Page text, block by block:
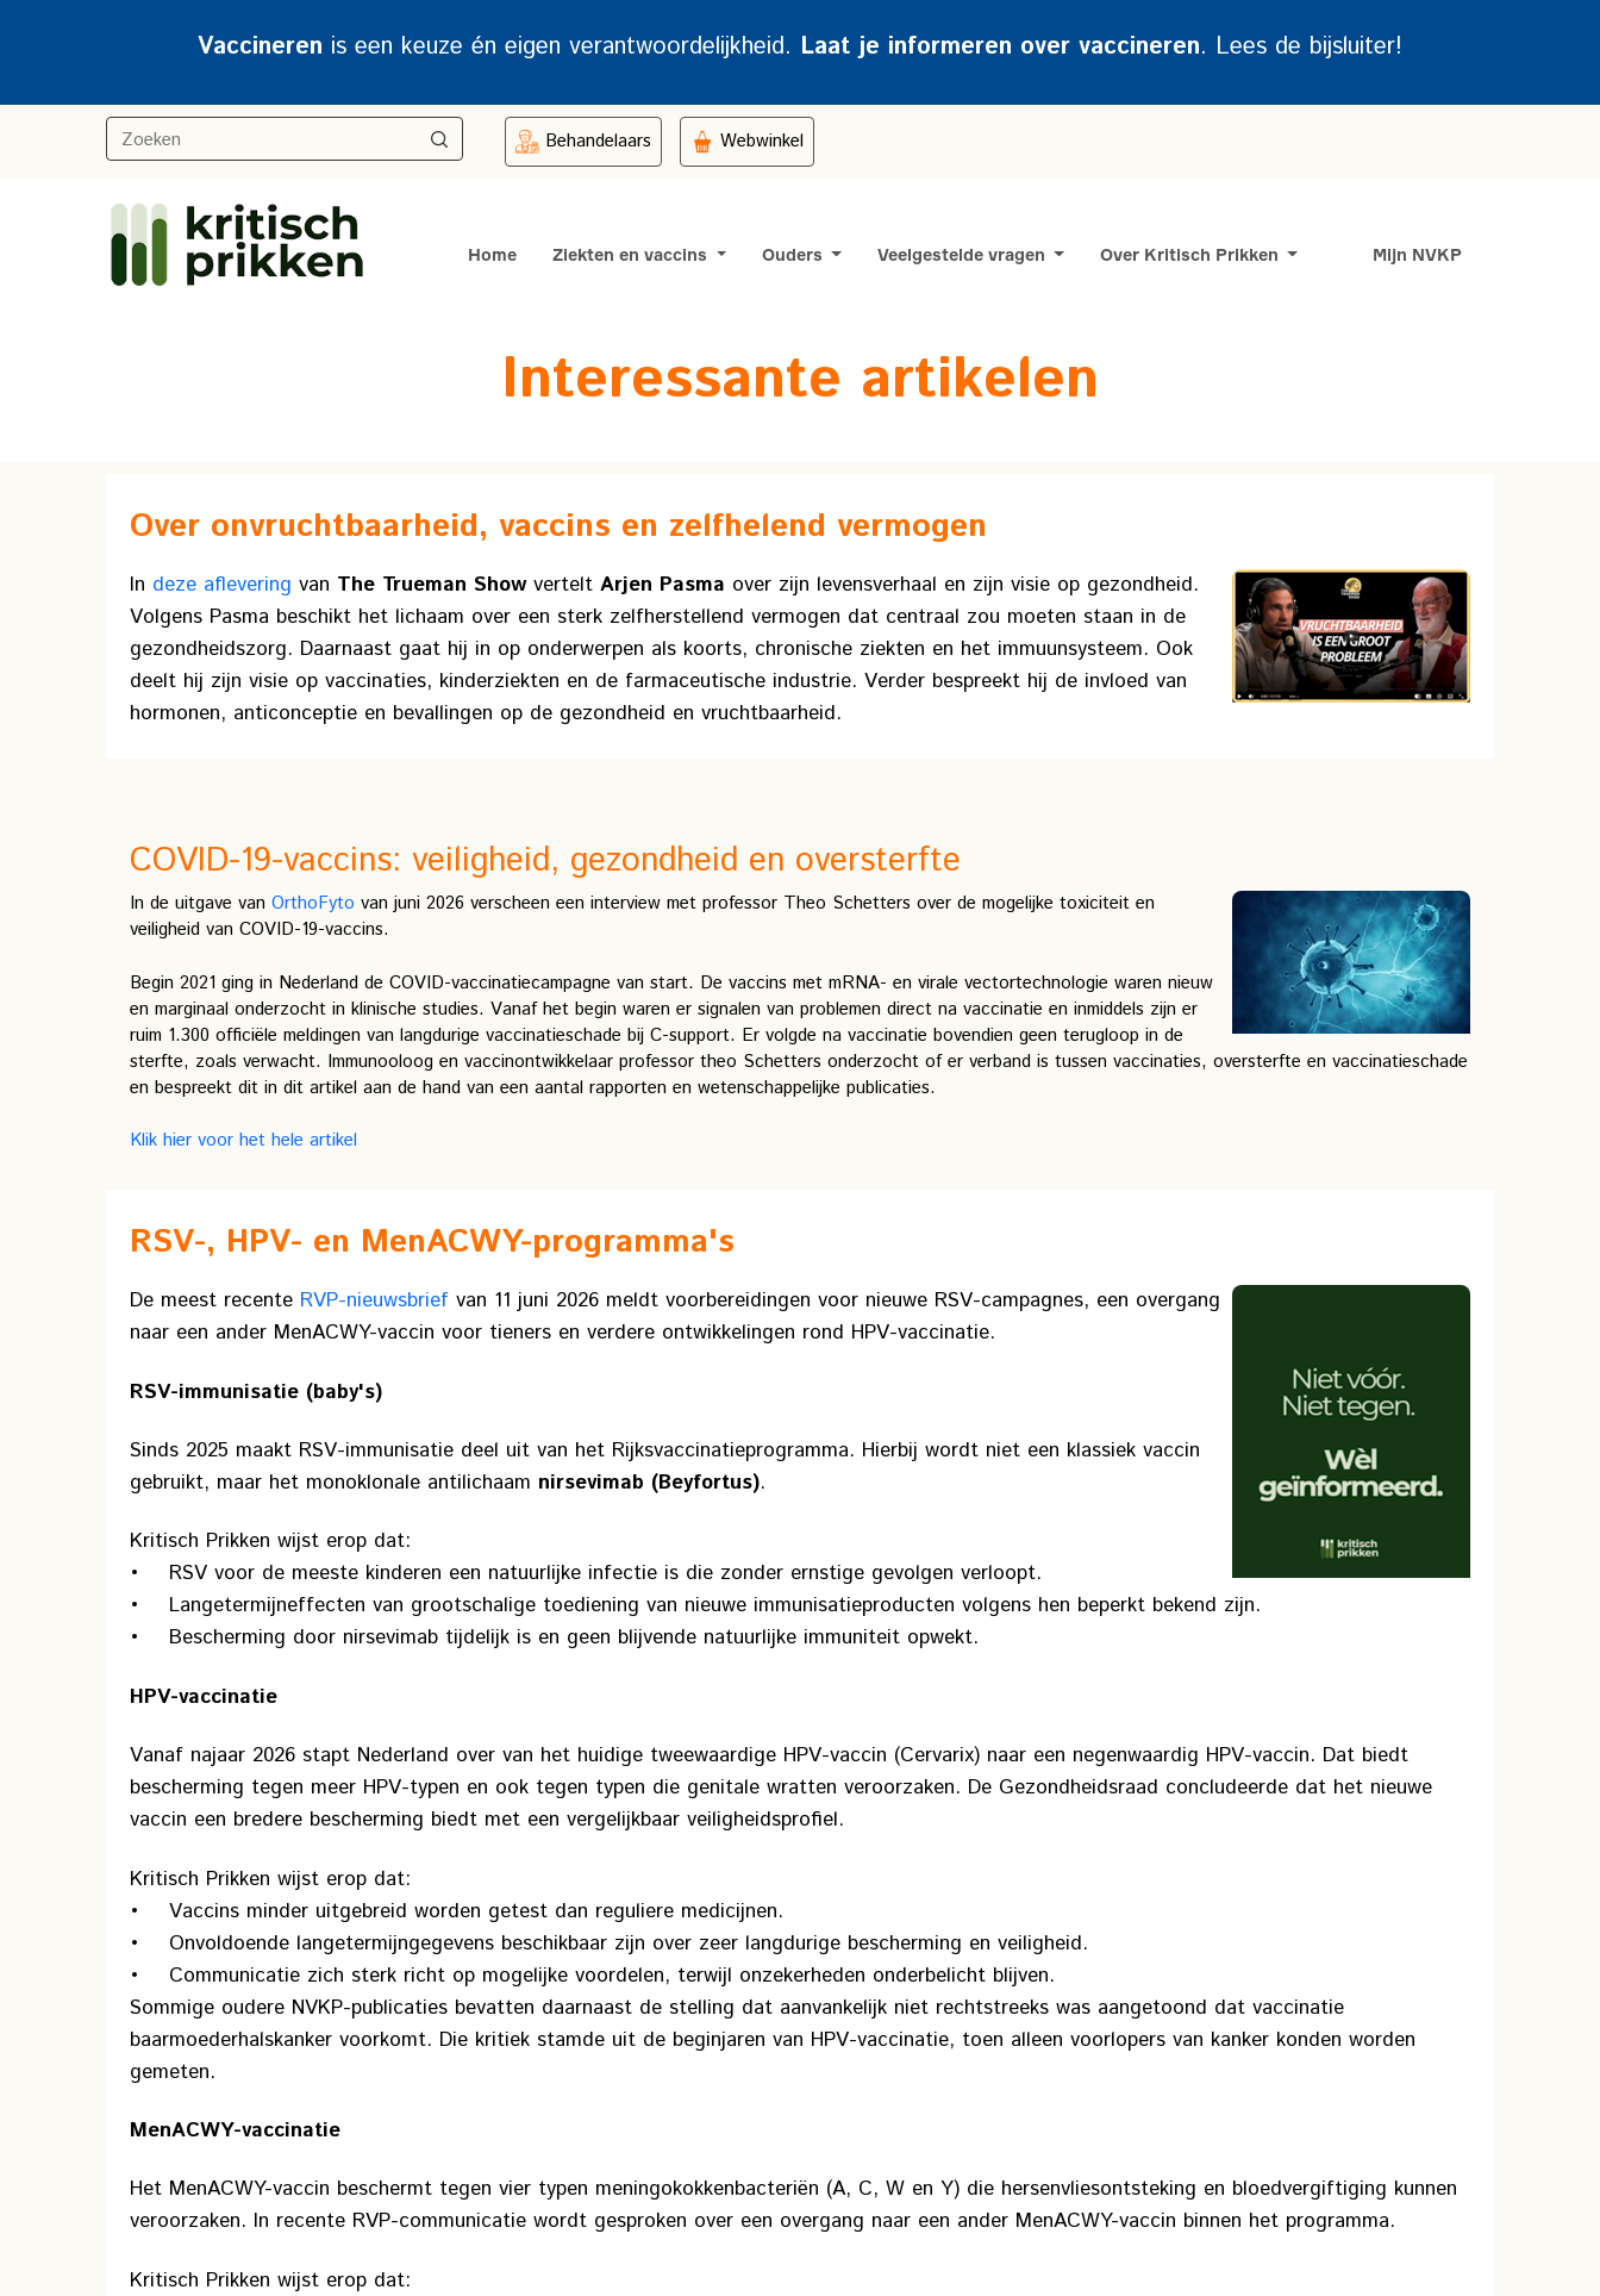
Vaccineren is een keuze én eigen verantwoordelijkheid. Laat je informeren over vaccineren. Lees de bijsluiter!
Behandelaars Webwinkel
Home Ziekten en vaccins Ouders Veelgestelde vragen Over Kritisch Prikken Mijn NVKP
Interessante artikelen
Over onvruchtbaarheid, vaccins en zelfhelend vermogen
In deze aflevering van The Trueman Showvertelt Arjen Pasma over zijn levensverhaal en zijn visie op gezondheid.
Volgens Pasma beschikt het lichaam over een sterk zelfherstellend vermogen dat centraal zou moeten staan in de
gezondheidszorg. Daarnaast gaat hij in op onderwerpen als koorts, chronische ziekten en het immuunsysteem. Ook
deelt hij zijn visie op vaccinaties, kinderziekten en de farmaceutische industrie. Verder bespreekt hij de invloed van
hormonen, anticonceptie en bevallingen op de gezondheid en vruchtbaarheid.
COVID-19-vaccins: veiligheid, gezondheid en oversterfte
In de uitgave van OrthoFyto van juni 2026 verscheen een interview met professor Theo Schetters over de mogelijke toxiciteit en
veiligheid van COVID-19-vaccins.
Begin 2021 ging in Nederland de COVID-vaccinatiecampagne van start. De vaccins met mRNA- en virale vectortechnologie waren nieuw
en marginaal onderzocht in klinische studies. Vanaf het begin waren er signalen van problemen direct na vaccinatie en inmiddels zijn er
ruim 1.300 officiële meldingen van langdurige vaccinatieschade bij C-support. Er volgde na vaccinatie bovendien geen terugloop in de
sterfte, zoals verwacht. Immunooloog en vaccinontwikkelaar professor theo Schetters onderzocht of er verband is tussen vaccinaties, oversterfte en vaccinatieschade
en bespreekt dit in dit artikel aan de hand van een aantal rapporten en wetenschappelijke publicaties.
Klik hier voor het hele artikel
RSV-, HPV- en MenACWY-programma's
De meest recente RVP-nieuwsbrief van 11 juni 2026 meldt voorbereidingen voor nieuwe RSV-campagnes, een overgang
naar een ander MenACWY-vaccin voor tieners en verdere ontwikkelingen rond HPV-vaccinatie.
RSV-immunisatie (baby's)
Sinds 2025 maakt RSV-immunisatie deel uit van het Rijksvaccinatieprogramma. Hierbij wordt niet een klassiek vaccin
gebruikt, maar het monoklonale antilichaam nirsevimab (Beyfortus).
Kritisch Prikken wijst erop dat:
• RSV voor de meeste kinderen een natuurlijke infectie is die zonder ernstige gevolgen verloopt.
• Langetermijneffecten van grootschalige toediening van nieuwe immunisatieproducten volgens hen beperkt bekend zijn.
• Bescherming door nirsevimab tijdelijk is en geen blijvende natuurlijke immuniteit opwekt.
HPV-vaccinatie
Vanaf najaar 2026 stapt Nederland over van het huidige tweewaardige HPV-vaccin (Cervarix) naar een negenwaardig HPV-vaccin. Dat biedt
bescherming tegen meer HPV-typen en ook tegen typen die genitale wratten veroorzaken. De Gezondheidsraad concludeerde dat het nieuwe
vaccin een bredere bescherming biedt met een vergelijkbaar veiligheidsprofiel.
Kritisch Prikken wijst erop dat:
• Vaccins minder uitgebreid worden getest dan reguliere medicijnen.
• Onvoldoende langetermijngegevens beschikbaar zijn over zeer langdurige bescherming en veiligheid.
• Communicatie zich sterk richt op mogelijke voordelen, terwijl onzekerheden onderbelicht blijven.
Sommige oudere NVKP-publicaties bevatten daarnaast de stelling dat aanvankelijk niet rechtstreeks was aangetoond dat vaccinatie
baarmoederhalskanker voorkomt. Die kritiek stamde uit de beginjaren van HPV-vaccinatie, toen alleen voorlopers van kanker konden worden
gemeten.
MenACWY-vaccinatie
Het MenACWY-vaccin beschermt tegen vier typen meningokokkenbacteriën (A, C, W en Y) die hersenvliesontsteking en bloedvergiftiging kunnen
veroorzaken. In recente RVP-communicatie wordt gesproken over een overgang naar een ander MenACWY-vaccin binnen het programma.
Kritisch Prikken wijst erop dat: